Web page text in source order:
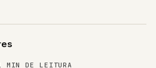
MIN DE LEITURA